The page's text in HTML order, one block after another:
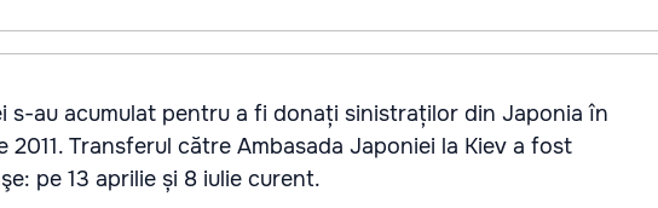
s-au acumulat pentru a fi donați sinistraților din Japonia în
2011. Transferul către Ambasada Japoniei la Kiev a fost
pe 13 aprilie și 8 iulie curent.